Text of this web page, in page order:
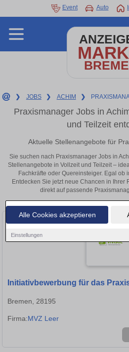
Alle Cookies akzeptieren
Einstellungen
Event Auto
❯ JOBS ❯ ACHIM ❯
Praxismanager Jobs in
und Teilzeit
Aktuelle Stellenangebote für
Sie suchen nach Praxismanager Jobs in
Stellenangebote in Vollzeit und Teilzeit –
Fachkräfte oder Quereinsteiger. Egal ob
Entdecken Sie jetzt neue Chancen in Ihrer
direkt auf passende
Initiativbewerbung für das
Bremen, 28195
Firma:MVZ Leer